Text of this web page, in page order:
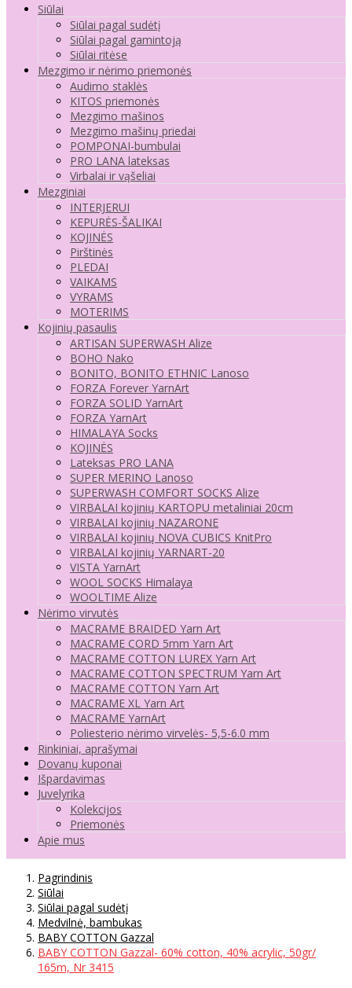
Siūlai
Siūlai pagal sudėtį
Siūlai pagal gamintoją
Siūlai ritėse
Mezgimo ir nėrimo priemonės
Audimo staklės
KITOS priemonės
Mezgimo mašinos
Mezgimo mašinų priedai
POMPONAI-bumbulai
PRO LANA lateksas
Virbalai ir vąšeliai
Mezginiai
INTERJERUI
KEPURĖS-ŠALIKAI
KOJINĖS
Pirštinės
PLEDAI
VAIKAMS
VYRAMS
MOTERIMS
Kojinių pasaulis
ARTISAN SUPERWASH Alize
BOHO Nako
BONITO, BONITO ETHNIC Lanoso
FORZA Forever YarnArt
FORZA SOLID YarnArt
FORZA YarnArt
HIMALAYA Socks
KOJINĖS
Lateksas PRO LANA
SUPER MERINO Lanoso
SUPERWASH COMFORT SOCKS Alize
VIRBALAI kojinių KARTOPU metaliniai 20cm
VIRBALAI kojinių NAZARONE
VIRBALAI kojinių NOVA CUBICS KnitPro
VIRBALAI kojinių YARNART-20
VISTA YarnArt
WOOL SOCKS Himalaya
WOOLTIME Alize
Nėrimo virvutės
MACRAME BRAIDED Yarn Art
MACRAME CORD 5mm Yarn Art
MACRAME COTTON LUREX Yarn Art
MACRAME COTTON SPECTRUM Yarn Art
MACRAME COTTON Yarn Art
MACRAME XL Yarn Art
MACRAME YarnArt
Poliesterio nėrimo virvelės- 5,5-6.0 mm
Rinkiniai, aprašymai
Dovanų kuponai
Išpardavimas
Juvelyrika
Kolekcijos
Priemonės
Apie mus
Pagrindinis
Siūlai
Siūlai pagal sudėtį
Medvilnė, bambukas
BABY COTTON Gazzal
BABY COTTON Gazzal- 60% cotton, 40% acrylic, 50gr/
165m, Nr 3415